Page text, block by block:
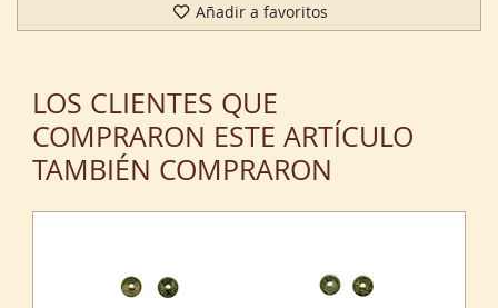
Añadir a favoritos
LOS CLIENTES QUE
COMPRARON ESTE ARTÍCULO
TAMBIÉN COMPRARON